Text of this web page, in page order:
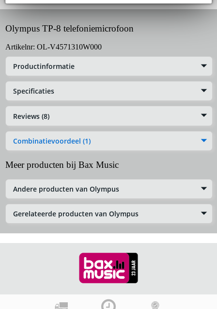
Olympus TP-8 telefoniemicrofoon
Artikelnr: OL-V4571310W000
Productinformatie
Specificaties
Reviews (8)
Combinatievoordeel (1)
Meer producten bij Bax Music
Andere producten van Olympus
Gerelateerde producten van Olympus